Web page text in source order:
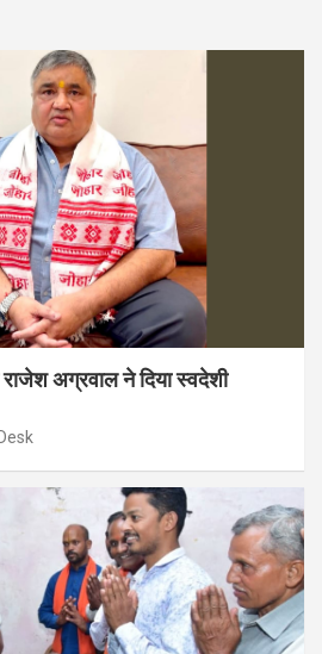
अग्रवाल ने दिया स्वदेशी